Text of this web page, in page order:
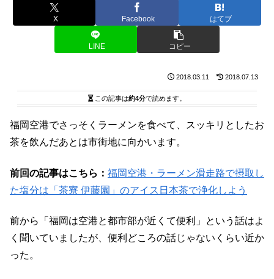
X Facebook はてブ
LINE コピー
2018.03.11 2018.07.13
この記事は約4分で読めます。
福岡空港でさっそくラーメンを食べて、スッキリとしたお
茶を飲んだあとは市街地に向かいます。
前回の記事はこちら： 福岡空港・ラーメン滑走路で摂取し
た塩分は「茶寮 伊藤園」のアイス日本茶で浄化しよう
前から「福岡は空港と都市部が近くて便利」という話はよ
く聞いていましたが、便利どころの話じゃないくらい近か
った。